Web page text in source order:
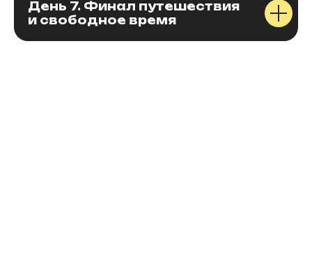
День 7. Финал путешествия
и свободное время